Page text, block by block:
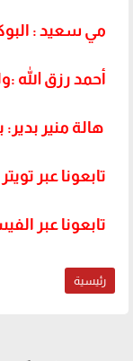
مي سعيد :
أحمد رزق الله
هالة منير
تابعونا عبر
تابعونا عبر
رئيسية